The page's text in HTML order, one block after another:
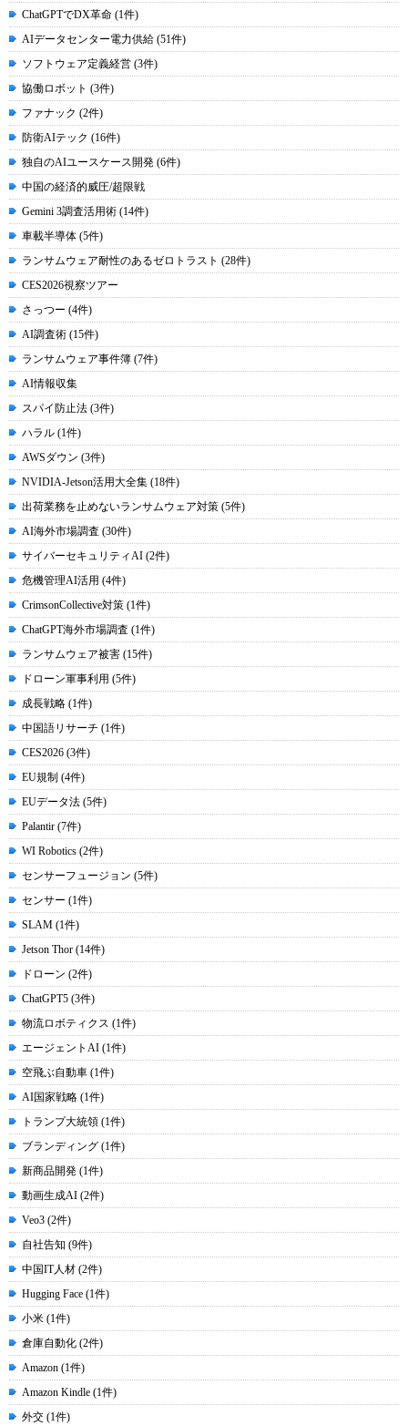
ChatGPTでDX革命 (1件)
AIデータセンター電力供給 (51件)
ソフトウェア定義経営 (3件)
協働ロボット (3件)
ファナック (2件)
防衛AIテック (16件)
独自のAIユースケース開発 (6件)
中国の経済的威圧/超限戦
Gemini 3調査活用術 (14件)
車載半導体 (5件)
ランサムウェア耐性のあるゼロトラスト (28件)
CES2026視察ツアー
さっつー (4件)
AI調査術 (15件)
ランサムウェア事件簿 (7件)
AI情報収集
スパイ防止法 (3件)
ハラル (1件)
AWSダウン (3件)
NVIDIA-Jetson活用大全集 (18件)
出荷業務を止めないランサムウェア対策 (5件)
AI海外市場調査 (30件)
サイバーセキュリティAI (2件)
危機管理AI活用 (4件)
CrimsonCollective対策 (1件)
ChatGPT海外市場調査 (1件)
ランサムウェア被害 (15件)
ドローン軍事利用 (5件)
成長戦略 (1件)
中国語リサーチ (1件)
CES2026 (3件)
EU規制 (4件)
EUデータ法 (5件)
Palantir (7件)
WI Robotics (2件)
センサーフュージョン (5件)
センサー (1件)
SLAM (1件)
Jetson Thor (14件)
ドローン (2件)
ChatGPT5 (3件)
物流ロボティクス (1件)
エージェントAI (1件)
空飛ぶ自動車 (1件)
AI国家戦略 (1件)
トランプ大統領 (1件)
ブランディング (1件)
新商品開発 (1件)
動画生成AI (2件)
Veo3 (2件)
自社告知 (9件)
中国IT人材 (2件)
Hugging Face (1件)
小米 (1件)
倉庫自動化 (2件)
Amazon (1件)
Amazon Kindle (1件)
外交 (1件)